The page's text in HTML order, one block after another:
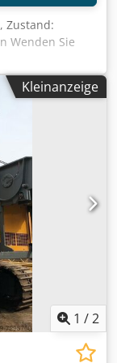
möglich. 🌍
🚚
€ EXW, zzgl.
Hand mit
einem der
und
CE-
und
verfügbar.
auf
der
abgestimmt auf
• Der
das
, Zustand:
Wenden Sie
Greifer und
103 mit 670 kW
Arsfx Agqsha
+ Mastkopf
Kleinanzeige
1 /2